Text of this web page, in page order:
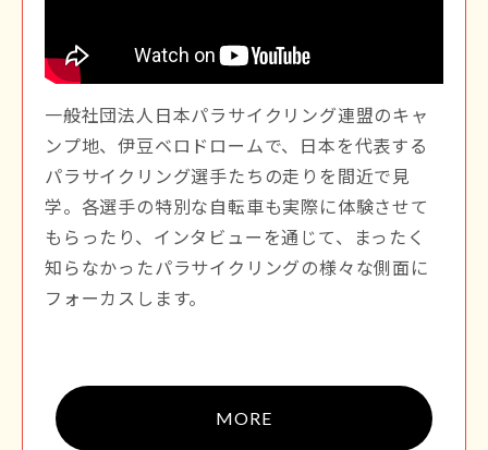
一般社団法人日本パラサイクリング連盟のキャ
ンプ地、伊豆ベロドロームで、日本を代表する
パラサイクリング選手たちの走りを間近で見
学。各選手の特別な自転車も実際に体験させて
もらったり、インタビューを通じて、まったく
知らなかったパラサイクリングの様々な側面に
フォーカスします。
MORE